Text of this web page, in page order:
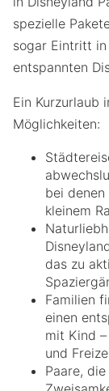
spezielle
sogar Eintritt
entspannten
Ein Kurzurlaub
Möglichkeiten:
bei
kleinem
das zu
Familien
einen
mit Kind
und
Paare,